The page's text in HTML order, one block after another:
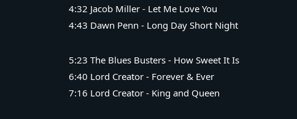
4:32 Jacob Miller - Let Me Love You
4:43 Dawn Penn - Long Day Short Night
5:23 The Blues Busters - How Sweet It Is
6:40 Lord Creator - Forever & Ever
7:16 Lord Creator - King and Queen